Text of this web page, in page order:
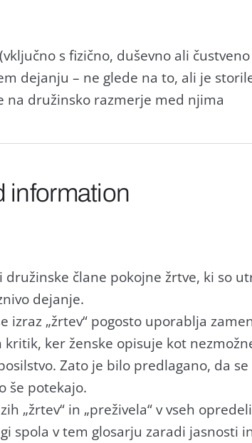
s fizično, duševno ali
dejanju – ne glede na to, ali je
na družinsko razmerje med njima
information
člane pokojne žrtve, ki so
dejanje.
izraz „žrtev“ pogosto uporablja
kritik, ker ženske opisuje kot
Zato je bilo predlagano, da
še potekajo.
„žrtev“ in „preživela“ v vseh
spola v tem glosarju zaradi jasnosti